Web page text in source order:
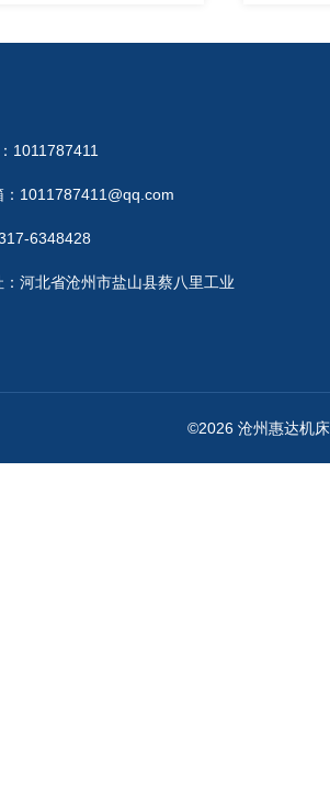
1011787411
：1011787411@qq.com
6348428
：河北省沧州市盐山县蔡八里工业
©2026 沧州惠达机